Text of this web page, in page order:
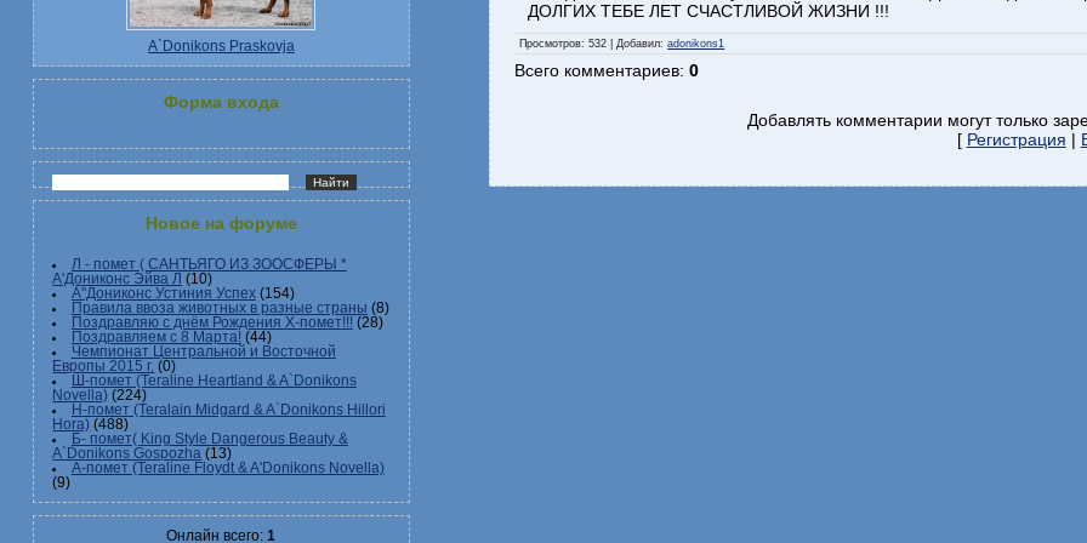
A`Donikons Praskovja
Форма входа
Новое на форуме
Л - помет ( САНТЬЯГО ИЗ ЗООСФЕРЫ *
А'Дониконс Эйва Л (10)
А"Дониконс Устиния Успех (154)
Правила ввоза животных в разные страны (8)
Поздравляю с днём Рождения Х-помет!!! (28)
Поздравляем с 8 Марта! (44)
Чемпионат Центральной и Восточной
Европы 2015 г. (0)
Ш-помет (Teraline Heartland & A`Donikons
Novella) (224)
Н-помет (Teralain Midgard & A`Donikons Hillori
Hora) (488)
Б- помет( King Style Dangerous Beauty &
A`Donikons Gospozha (13)
А-помет (Teraline Floydt & A'Donikons Novella)
(9)
Онлайн всего:1
ДОЛГИХ ТЕБЕ ЛЕТ СЧАСТЛИВОЙ ЖИЗНИ !!!
Просмотров: 532 |Добавил:adonikons1
Всего комментариев:0
Добавлять комментарии могут только
[ Регистрация |